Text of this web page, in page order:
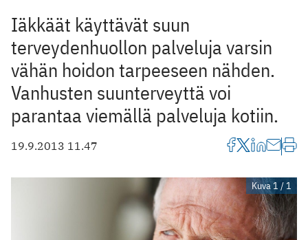
Iäkkäät käyttävät suun
terveydenhuollon palveluja varsin
vähän hoidon tarpeeseen nähden.
Vanhusten suunterveyttä voi
parantaa viemällä palveluja kotiin.
19.9.2013 11.47
Kuva 1 / 1